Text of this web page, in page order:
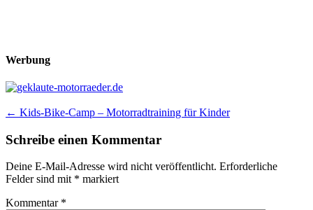
Werbung
Post
navigation
← Kids-Bike-Camp – Motorradtraining für Kinder
Schreibe einen Kommentar
Deine E-Mail-Adresse wird nicht veröffentlicht. Erforderliche
Felder sind mit * markiert
Kommentar *